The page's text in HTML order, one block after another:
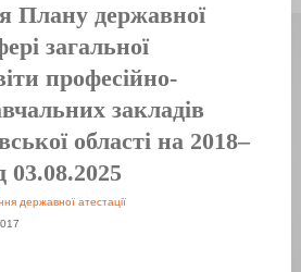
Плану державної
загальної
професійно-
закладів
області на 2018–
03.08.2025
державної атестації